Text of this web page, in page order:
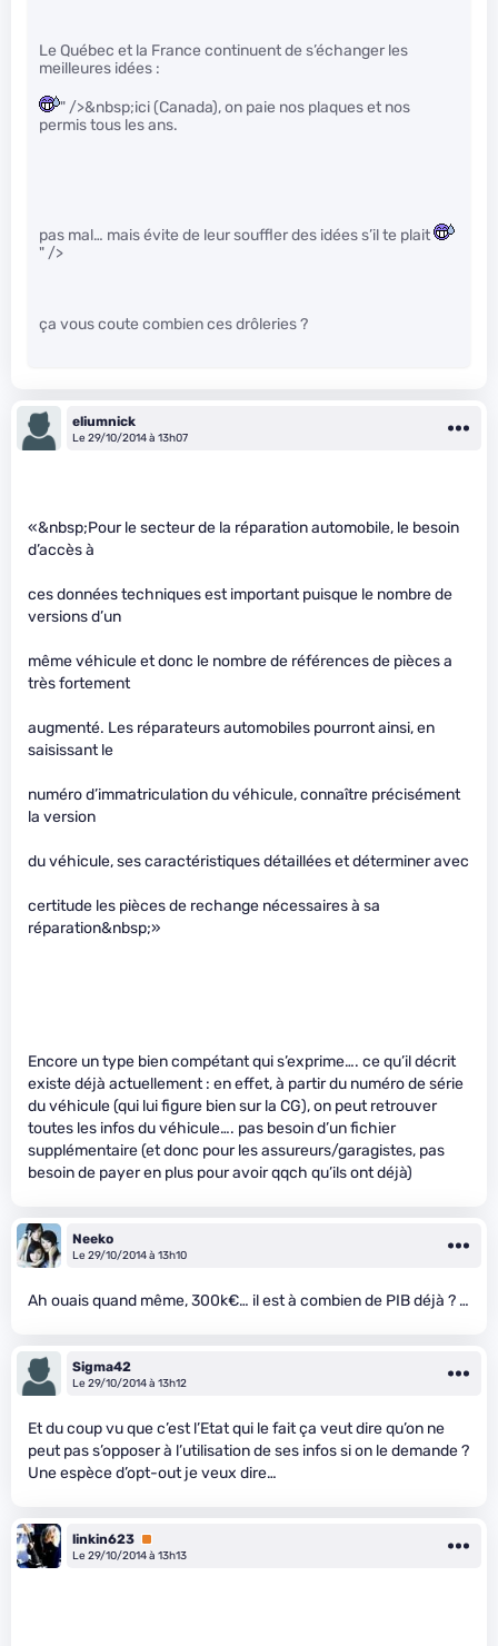
Le Québec et la France continuent de s’échanger les
meilleures idées :
" />&nbsp;ici (Canada), on paie nos plaques et nos
permis tous les ans.
pas mal… mais évite de leur souffler des idées s’il te plait
" />
ça vous coute combien ces drôleries ?
eliumnick
Le 29/10/2014 à 13h07
«&nbsp;Pour le secteur de la réparation automobile, le besoin
d’accès à
ces données techniques est important puisque le nombre de
versions d’un
même véhicule et donc le nombre de références de pièces a
très fortement
augmenté. Les réparateurs automobiles pourront ainsi, en
saisissant le
numéro d’immatriculation du véhicule, connaître précisément
la version
du véhicule, ses caractéristiques détaillées et déterminer avec
certitude les pièces de rechange nécessaires à sa
réparation&nbsp;»
Encore un type bien compétant qui s’exprime…. ce qu’il décrit
existe déjà actuellement : en effet, à partir du numéro de série
du véhicule (qui lui figure bien sur la CG), on peut retrouver
toutes les infos du véhicule…. pas besoin d’un fichier
supplémentaire (et donc pour les assureurs/garagistes, pas
besoin de payer en plus pour avoir qqch qu’ils ont déjà)
Neeko
Le 29/10/2014 à 13h10
Ah ouais quand même, 300k€… il est à combien de PIB déjà ? …
Sigma42
Le 29/10/2014 à 13h12
Et du coup vu que c’est l’Etat qui le fait ça veut dire qu’on ne
peut pas s’opposer à l’utilisation de ses infos si on le demande ?
Une espèce d’opt-out je veux dire…
linkin623 Premium
Le 29/10/2014 à 13h13